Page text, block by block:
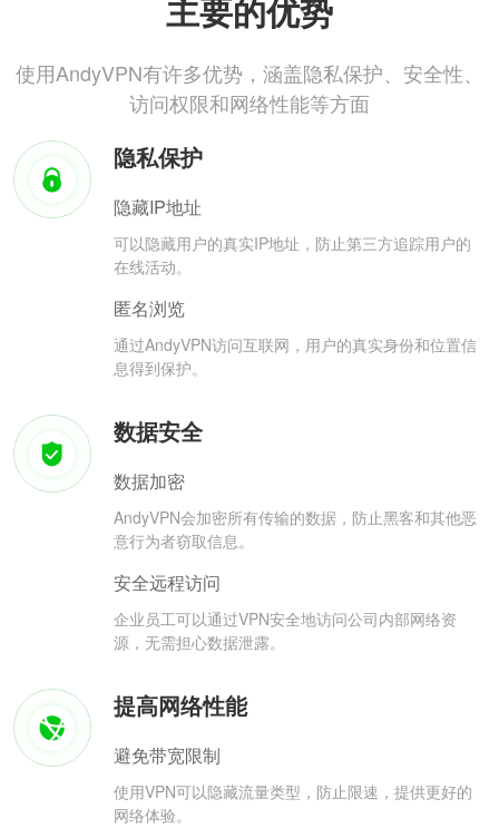
主要的优势
使用AndyVPN有许多优势，涵盖隐私保护、安全性、
访问权限和网络性能等方面
隐私保护
隐藏IP地址
可以隐藏用户的真实IP地址，防止第三方追踪用户的
在线活动。
匿名浏览
通过AndyVPN访问互联网，用户的真实身份和位置信
息得到保护。
数据安全
数据加密
AndyVPN会加密所有传输的数据，防止黑客和其他恶
意行为者窃取信息。
安全远程访问
企业员工可以通过VPN安全地访问公司内部网络资
源，无需担心数据泄露。
提高网络性能
避免带宽限制
使用VPN可以隐藏流量类型，防止限速，提供更好的
网络体验。